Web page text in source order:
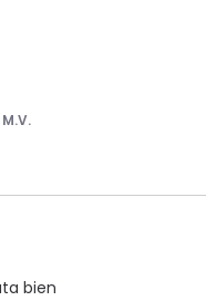
M.V.
bien